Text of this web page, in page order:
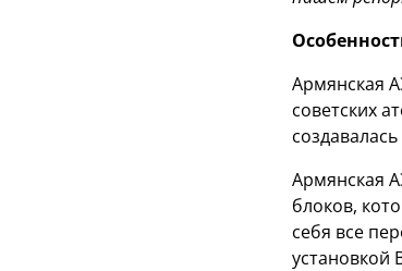
Армянская
советских
Армянская
блоков,
себя все
установкой